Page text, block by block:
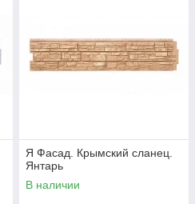
Я Фасад. Крымский сланец.
Янтарь
В наличии